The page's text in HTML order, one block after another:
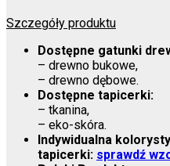
Szczegóły produktu
Dostępne gatunki
– drewno bukowe,
– drewno dębowe.
Dostępne tapicerki:
– tkanina,
– eko-skóra.
Indywidualna
tapicerki: sprawdź